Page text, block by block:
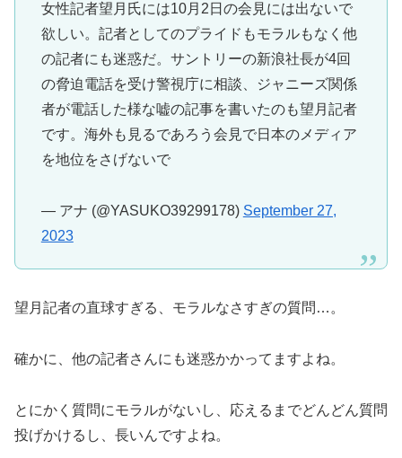
女性記者望月氏には10月2日の会見には出ないで
欲しい。記者としてのプライドもモラルもなく他
の記者にも迷惑だ。サントリーの新浪社長が4回
の脅迫電話を受け警視庁に相談、ジャニーズ関係
者が電話した様な嘘の記事を書いたのも望月記者
です。海外も見るであろう会見で日本のメディア
を地位をさげないで
— アナ (@YASUKO39299178) September 27,
2023
望月記者の直球すぎる、モラルなさすぎの質問…。
確かに、他の記者さんにも迷惑かかってますよね。
とにかく質問にモラルがないし、応えるまでどんどん質問
投げかけるし、長いんですよね。